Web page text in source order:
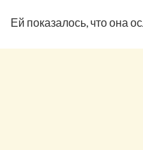
Ей показалось, что она